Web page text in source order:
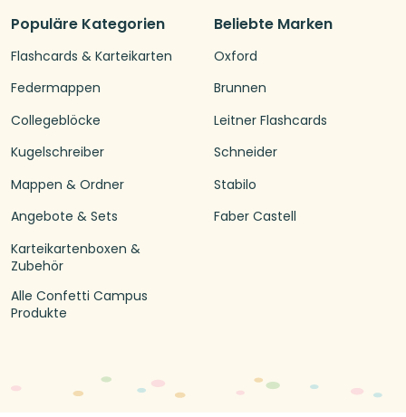
Populäre Kategorien
Flashcards & Karteikarten
Federmappen
Collegeblöcke
Kugelschreiber
Mappen & Ordner
Angebote & Sets
Karteikartenboxen &
Zubehör
Alle Confetti Campus
Produkte
Beliebte Marken
Oxford
Brunnen
Leitner Flashcards
Schneider
Stabilo
Faber Castell